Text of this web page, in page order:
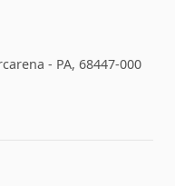
- PA, 68447-000